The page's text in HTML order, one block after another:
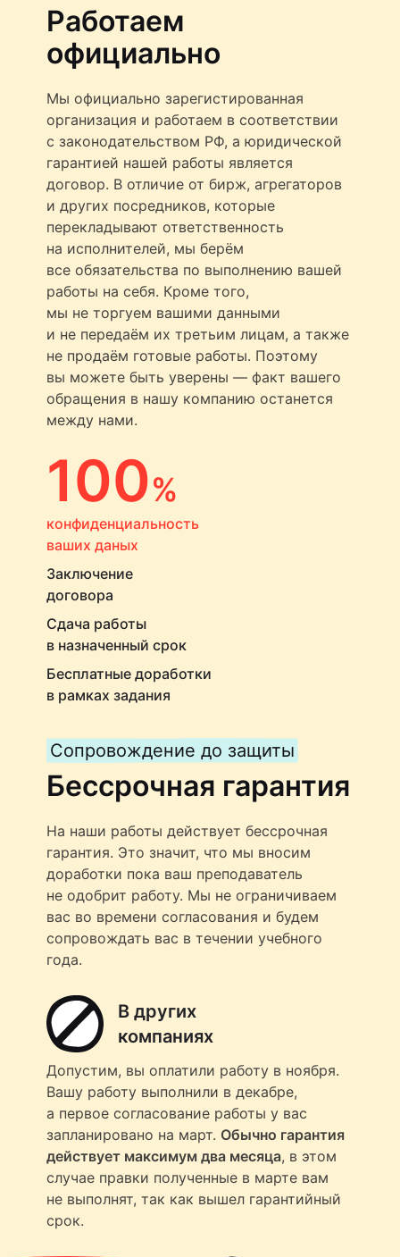
Работаем
официально
Мы официально зарегистированная
организация и работаем в соответствии
с законодательством РФ, а юридической
гарантией нашей работы является
договор. В отличие от бирж, агрегаторов
и других посредников, которые
перекладывают ответственность
на исполнителей, мы берём
все обязательства по выполнению вашей
работы на себя. Кроме того,
мы не торгуем вашими данными
и не передаём их третьим лицам, а также
не продаём готовые работы. Поэтому
вы можете быть уверены — факт вашего
обращения в нашу компанию останется
между нами.
100%
конфиденциальность
ваших даных
Заключение
договора
Сдача работы
в назначенный срок
Бесплатные доработки
в рамках задания
Сопровождение до защиты
Бессрочная гарантия
На наши работы действует бессрочная
гарантия. Это значит, что мы вносим
доработки пока ваш преподаватель
не одобрит работу. Мы не ограничиваем
вас во времени согласования и будем
сопровождать вас в течении учебного
года.
В других
компаниях
Допустим, вы оплатили работу в ноября.
Вашу работу выполнили в декабре,
а первое согласование работы у вас
запланировано на март. Обычно гарантия
действует максимум два месяца, в этом
случае правки полученные в марте вам
не выполнят, так как вышел гарантийный
срок.